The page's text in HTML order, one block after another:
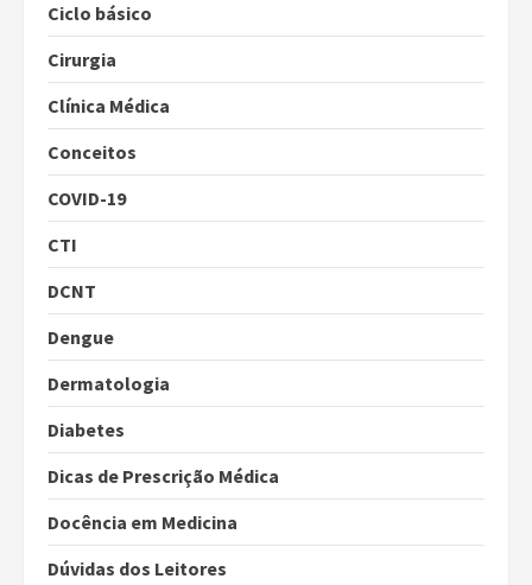
Ciclo básico
Cirurgia
Clínica Médica
Conceitos
COVID-19
CTI
DCNT
Dengue
Dermatologia
Diabetes
Dicas de Prescrição Médica
Docência em Medicina
Dúvidas dos Leitores